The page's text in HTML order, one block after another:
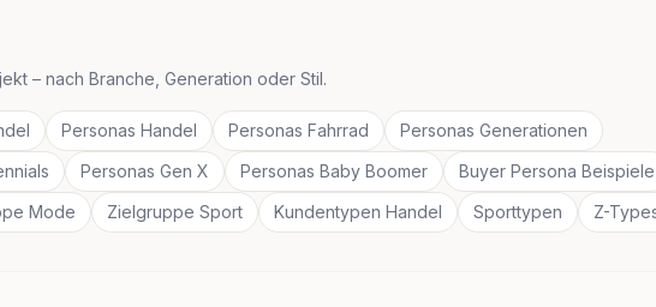
– nach Branche, Generation oder Stil.
Personas Handel Personas Fahrrad
Personas Generationen
Personas Gen X Personas Baby Boomer
Buyer Persona Beispiele
Mode Zielgruppe Sport Kundentypen Handel Sporttypen Z-